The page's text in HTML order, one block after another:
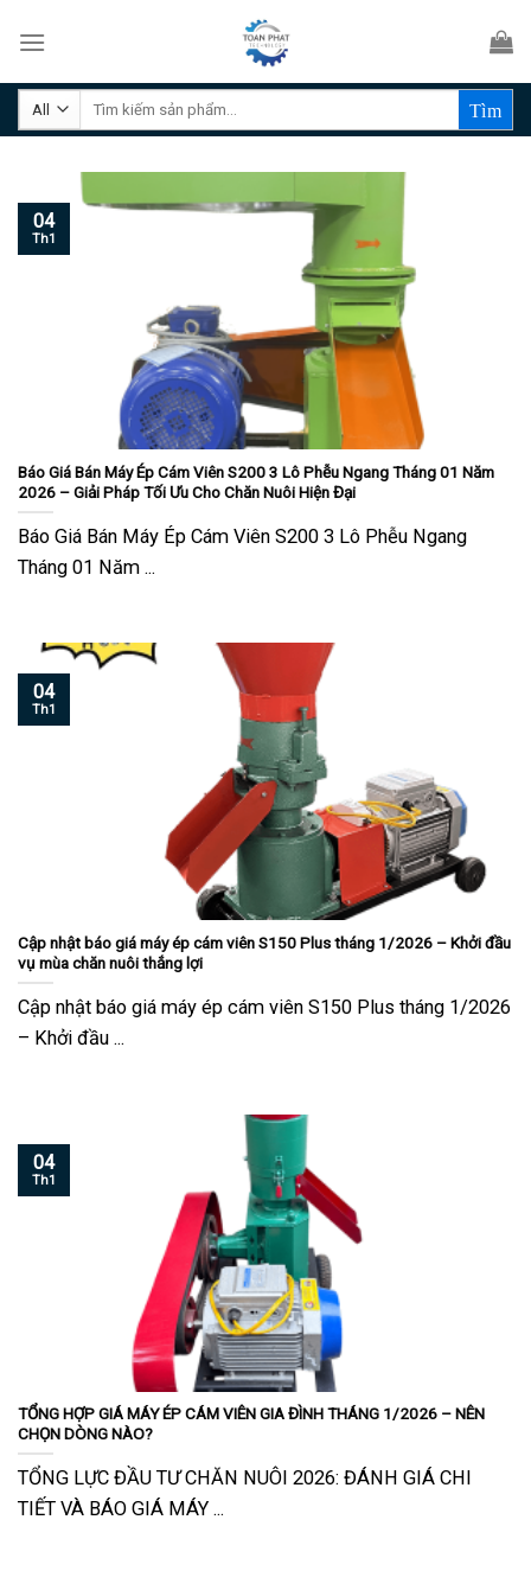
Tìm
Báo Giá Bán Máy Ép Cám Viên S200 3 Lô Phễu Ngang Tháng 01 Năm
2026 – Giải Pháp Tối Ưu Cho Chăn Nuôi Hiện Đại
Báo Giá Bán Máy Ép Cám Viên S200 3 Lô Phễu Ngang
Tháng 01 Năm ...
04
Th1
Cập nhật báo giá máy ép cám viên S150 Plus tháng 1/2026 – Khởi đầu
vụ mùa chăn nuôi thắng lợi
Cập nhật báo giá máy ép cám viên S150 Plus tháng 1/2026
– Khởi đầu ...
04
Th1
TỔNG HỢP GIÁ MÁY ÉP CÁM VIÊN GIA ĐÌNH THÁNG 1/2026 – NÊN
CHỌN DÒNG NÀO?
TỔNG LỰC ĐẦU TƯ CHĂN NUÔI 2026: ĐÁNH GIÁ CHI
TIẾT VÀ BÁO GIÁ MÁY ...
04
Th1